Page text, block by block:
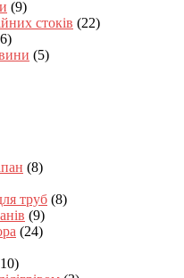
(9)
стоків (22)
(5)
(8)
труб (8)
(9)
(24)